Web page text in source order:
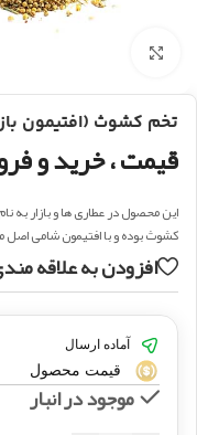
تخم کشوث (افتیمون بازاری)
قیمت ، خرید و
این محصول در عطاری ها و بازار به
کشوث بوده و با افتیمون شامی
افزودن به علاقه
آماده ارسال
قیمت محصول
موجود در انبار